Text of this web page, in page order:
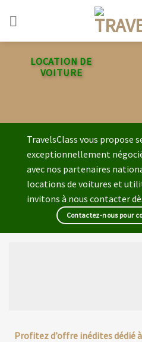
LOCATION DE
VOITURE
TravelsClass vous propose
exceptionnellement
avec nos partenaires
locations de voitures et
invitons à nous contacter
Contactez-nous pour
Profitez d’offre inédites dédié